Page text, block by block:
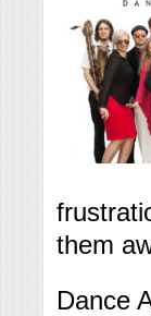
them
Dance